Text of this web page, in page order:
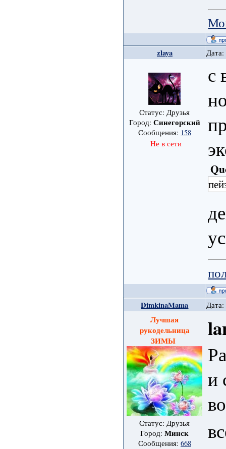
zlaya Дата:
Статус: Друзья
Город: Синегорский
Сообщения: 158
Не в сети
с
DimkinaMama Дата:
Лучшая
рукодельница
ЗИМЫ
Статус: Друзья
Город:Минск
Сообщения: 668
и